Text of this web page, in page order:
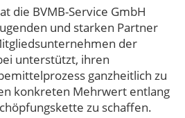
die BVMB-Service GmbH
und starken Partner
der
unterstützt, ihren
ganzheitlich zu
konkreten Mehrwert entlang
zu schaffen.